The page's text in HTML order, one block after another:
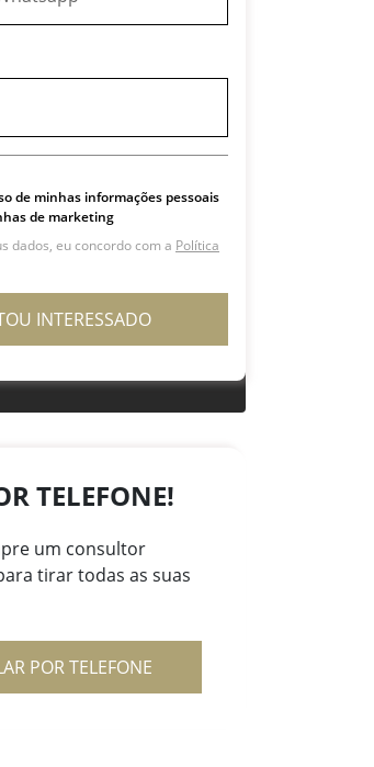
de minhas informações pessoais
de marketing
dados, eu concordo com a Política
INTERESSADO
TELEFONE!
um consultor
tirar todas as suas
POR TELEFONE